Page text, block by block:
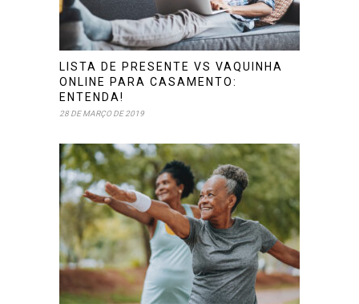
LISTA DE PRESENTE VS VAQUINHA
ONLINE PARA CASAMENTO:
ENTENDA!
28 DE MARÇO DE 2019